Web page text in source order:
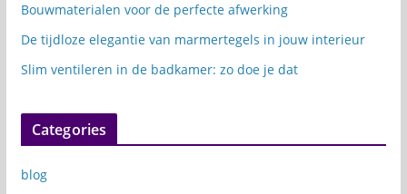
Bouwmaterialen voor de perfecte afwerking
De tijdloze elegantie van marmertegels in jouw interieur
Slim ventileren in de badkamer: zo doe je dat
Categories
blog